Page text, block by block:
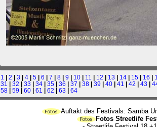
1 | 2 | 3 | 4| 5| 6 | 7 | 8| 9 | 10| 11 | 12 | 13 | 14| 15| 16 |
31 | 32 | 33 | 34| 35| 36 | 37 | 38| 39 | 40| 41 | 42 | 43 |
58| 59 | 60| 61 | 62 | 63 | 64
Auftakt des Festivals: Samba
Fotos Streetlife